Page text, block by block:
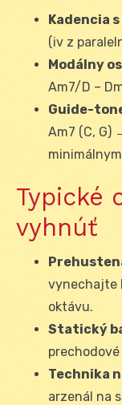
Kadencia
(iv z
Modálny
Am7/D –
Guide-
Am7 (C, G)
Typické
vyhnúť
vynechajte
oktávu.
Statický
Technika
arzenál na